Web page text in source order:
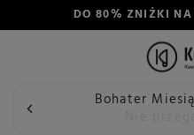
DO 80% ZNIŻKI
Bohater
Wstecz Konesso Blog